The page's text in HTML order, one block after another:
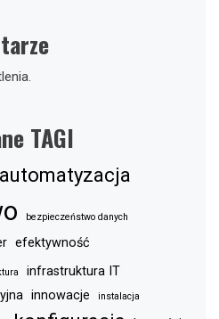
TAGI
automatyzacja
bezpieczeństwo danych
efektywność
infrastruktura IT
innowacje instalacja